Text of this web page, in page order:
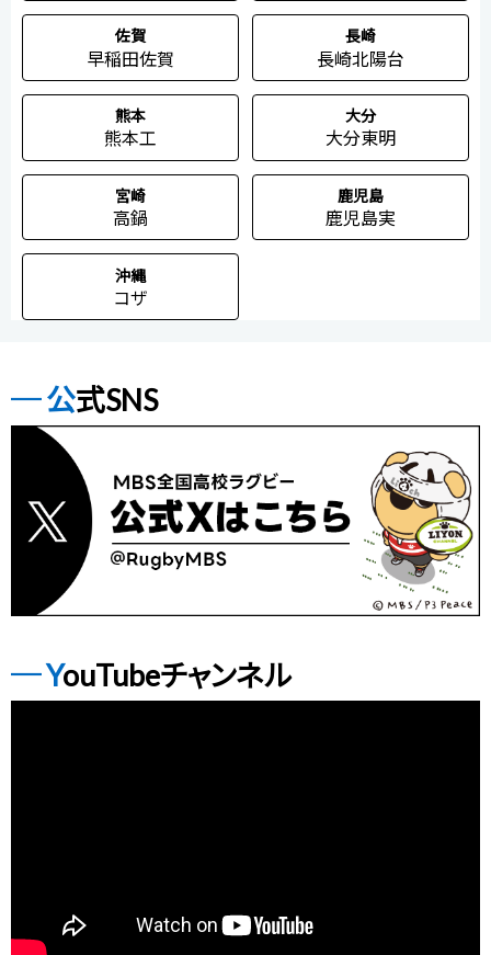
佐賀
早稲田佐賀
長崎
長崎北陽台
熊本
熊本工
大分
大分東明
宮崎
高鍋
鹿児島
鹿児島実
沖縄
コザ
公式SNS
YouTubeチャンネル